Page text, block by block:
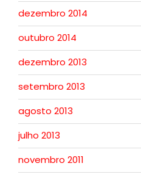
dezembro 2014
outubro 2014
dezembro 2013
setembro 2013
agosto 2013
julho 2013
novembro 2011